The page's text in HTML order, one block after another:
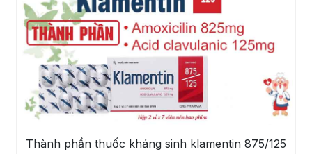
Thành phần thuốc kháng sinh klamentin 875/125